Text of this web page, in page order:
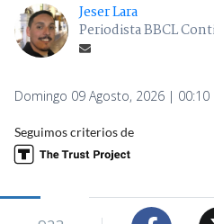
Jeser Lara
Periodista BBCL
Domingo 09 Agosto, 2026 | 00:10
Seguimos criterios de